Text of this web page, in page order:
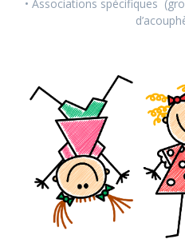
• Associations spécifiques